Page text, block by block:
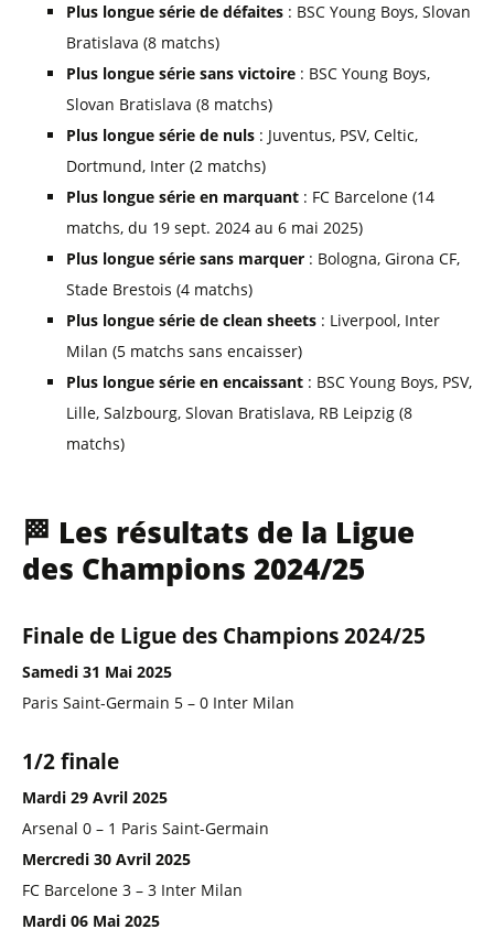
Plus longue série de défaites : BSC Young Boys, Slovan
Bratislava (8 matchs)
Plus longue série sans victoire : BSC Young Boys,
Slovan Bratislava (8 matchs)
Plus longue série de nuls : Juventus, PSV, Celtic,
Dortmund, Inter (2 matchs)
Plus longue série en marquant : FC Barcelone (14
matchs, du 19 sept. 2024 au 6 mai 2025)
Plus longue série sans marquer : Bologna, Girona CF,
Stade Brestois (4 matchs)
Plus longue série de clean sheets : Liverpool, Inter
Milan (5 matchs sans encaisser)
Plus longue série en encaissant : BSC Young Boys, PSV,
Lille, Salzbourg, Slovan Bratislava, RB Leipzig (8
matchs)
🏁 Les résultats de la Ligue
des Champions 2024/25
Finale de Ligue des Champions 2024/25
Samedi 31 Mai 2025
Paris Saint-Germain 5 – 0 Inter Milan
1/2 finale
Mardi 29 Avril 2025
Arsenal 0 – 1 Paris Saint-Germain
Mercredi 30 Avril 2025
FC Barcelone 3 – 3 Inter Milan
Mardi 06 Mai 2025